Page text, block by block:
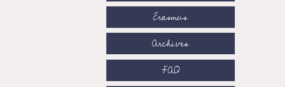
Erasmus
Archives
FAQ